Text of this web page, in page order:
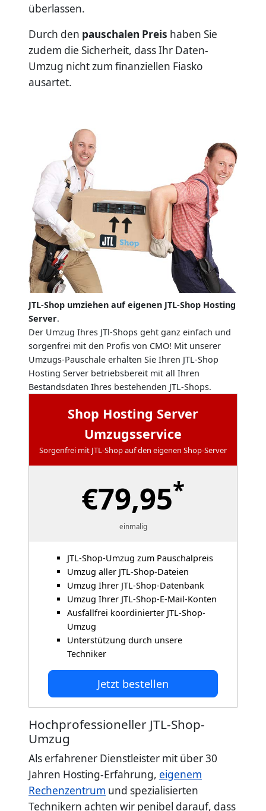
überlassen.
Durch den pauschalen Preis haben Sie
zudem die Sicherheit, dass Ihr Daten-
Umzug nicht zum finanziellen Fiasko
ausartet.
JTL-Shop umziehen auf eigenen JTL-Shop Hosting
Server.
Der Umzug Ihres JTl-Shops geht ganz einfach und
sorgenfrei mit den Profis von CMO! Mit unserer
Umzugs-Pauschale erhalten Sie Ihren JTL-Shop
Hosting Server betriebsbereit mit all Ihren
Bestandsdaten Ihres bestehenden JTL-Shops.
Shop Hosting Server
Umzugsservice
Sorgenfrei mit JTL-Shop auf den eigenen Shop-Server
€79,95*
einmalig
JTL-Shop-Umzug zum Pauschalpreis
Umzug aller JTL-Shop-Dateien
Umzug Ihrer JTL-Shop-Datenbank
Umzug Ihrer JTL-Shop-E-Mail-Konten
Ausfallfrei koordinierter JTL-Shop-
Umzug
Unterstützung durch unsere
Techniker
Jetzt bestellen
Hochprofessioneller JTL-Shop-
Umzug
Als erfahrener Dienstleister mit über 30
Jahren Hosting-Erfahrung, eigenem
Rechenzentrum und spezialisierten
Technikern achten wir penibel darauf, dass